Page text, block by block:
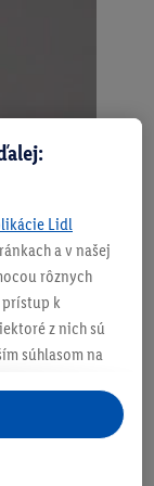
Lidl
a v našej
rôznych
k
z nich sú
súhlasom na
nich. Ak
sa spracúvajú